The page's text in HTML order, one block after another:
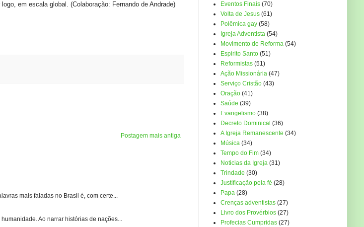
em escala global. (Colaboração: Fernando de Andrade)
Postagem mais antiga
mais faladas no Brasil é, com certe...
Ao narrar histórias de nações...
Eventos Finais (70)
Volta de Jesus (61)
Polêmica gay (58)
Igreja Adventista (54)
Movimento de Reforma (54)
Espirito Santo (51)
Reformistas (51)
Ação Missionária (47)
Serviço Cristão (43)
Oração (41)
Saúde (39)
Evangelismo (38)
Decreto Dominical (36)
A Igreja Remanescente (34)
Música (34)
Tempo do Fim (34)
Noticias da Igreja (31)
Trindade (30)
Justificação pela fé (28)
Papa (28)
Crenças adventistas (27)
Livro dos Provérbios (27)
Profecias Cumpridas (27)